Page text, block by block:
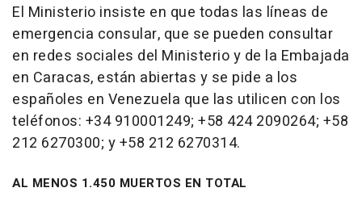
El Ministerio insiste en que todas las líneas de
emergencia consular, que se pueden consultar
en redes sociales del Ministerio y de la Embajada
en Caracas, están abiertas y se pide a los
españoles en Venezuela que las utilicen con los
teléfonos: +34 910001249; +58 424 2090264; +58
212 6270300; y +58 212 6270314.
AL MENOS 1.450 MUERTOS EN TOTAL